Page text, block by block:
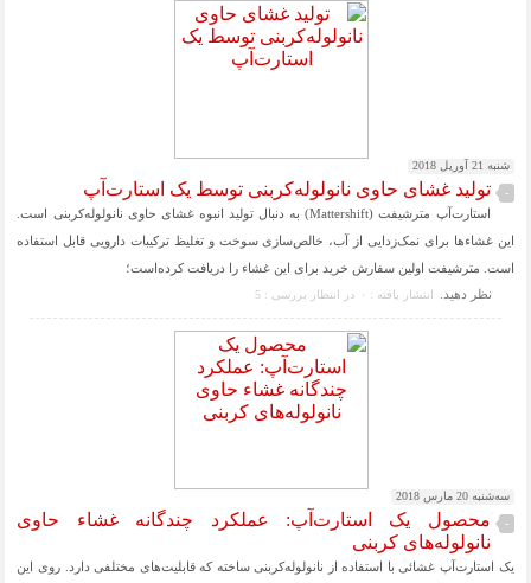
شنبه 21 آوریل 2018
- تولید غشای حاوی نانولوله‌کربنی توسط یک استارت‌آپ
استارت‌آپ مترشیفت (Mattershift) به دنبال تولید انبوه غشای حاوی نانولوله‌کربنی است.
این غشاءها برای نمک‌زدایی از آب، خالص‌سازی سوخت و تغلیظ ترکیبات دارویی قابل استفاده
است. مترشیفت اولین سفارش خرید برای این غشاء را دریافت کرده‌است؛
نظر دهيد.
انتشار یافته : ۰ در انتظار بررسی : 5
سه‌شنبه 20 مارس 2018
-
محصول یک استارت‌آپ: عملکرد چندگانه غشاء حاوی
نانولوله‌های کربنی
یک استارت‌آپ غشائی با استفاده از نانولوله‌کربنی ساخته که قابلیت‌های مختلفی دارد. روی این